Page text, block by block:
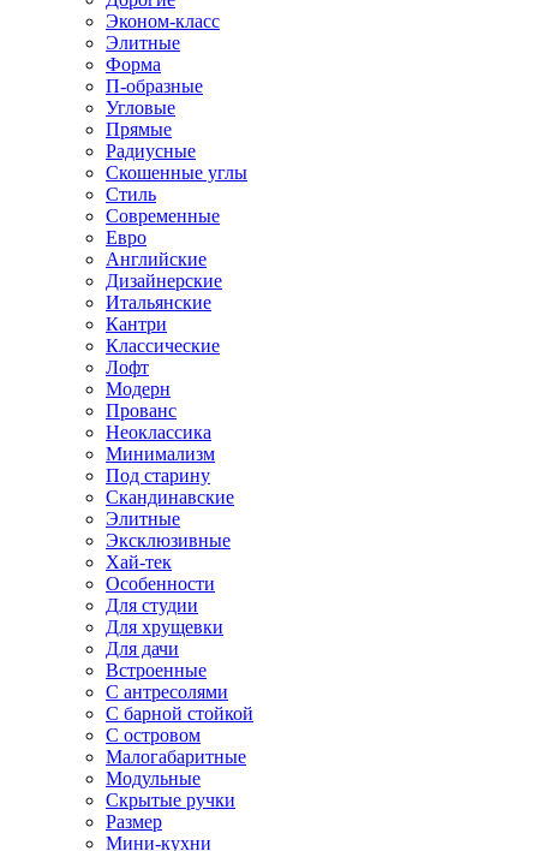
Эконом-класс
Элитные
Форма
П-образные
Угловые
Прямые
Радиусные
Скошенные углы
Стиль
Современные
Евро
Английские
Дизайнерские
Итальянские
Кантри
Классические
Лофт
Модерн
Прованс
Неоклассика
Минимализм
Под старину
Скандинавские
Элитные
Эксклюзивные
Хай-тек
Особенности
Для студии
Для хрущевки
Для дачи
Встроенные
С антресолями
С барной стойкой
С островом
Малогабаритные
Модульные
Скрытые ручки
Размер
Мини-кухни